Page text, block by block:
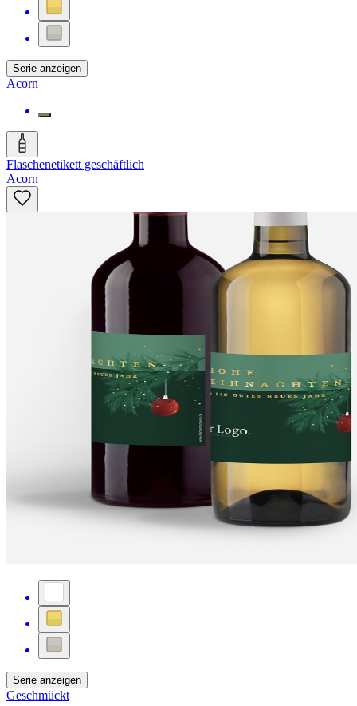
Serie anzeigen
Acorn
Flaschenetikett geschäftlich
Acorn
Serie anzeigen
Geschmückt